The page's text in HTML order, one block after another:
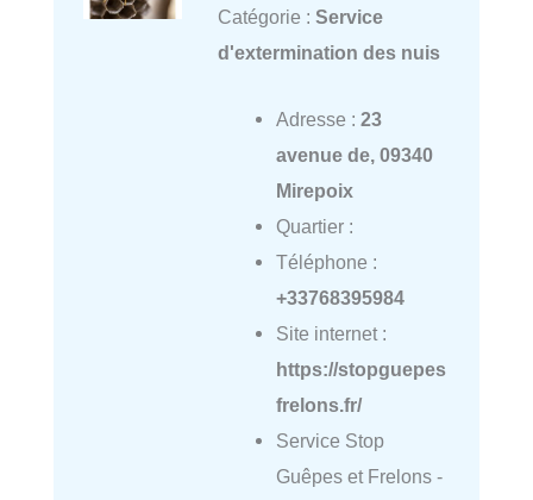
Catégorie : Service
d'extermination des nuis
Adresse : 23
avenue de, 09340
Mirepoix
Quartier :
Téléphone :
+33768395984
Site internet :
https://stopguepes
frelons.fr/
Service Stop
Guêpes et Frelons -